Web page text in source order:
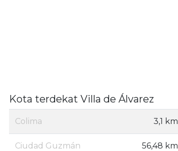
Kota terdekat Villa de Álvarez
Colima 3,1 km
Ciudad Guzmán 56,48 km